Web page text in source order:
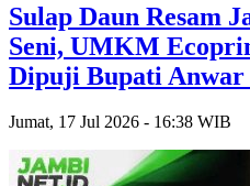
Sulap Daun Resam
Seni, UMKM
Dipuji Bupati Anwar
Jumat, 17 Jul 2026 - 16:38 WIB